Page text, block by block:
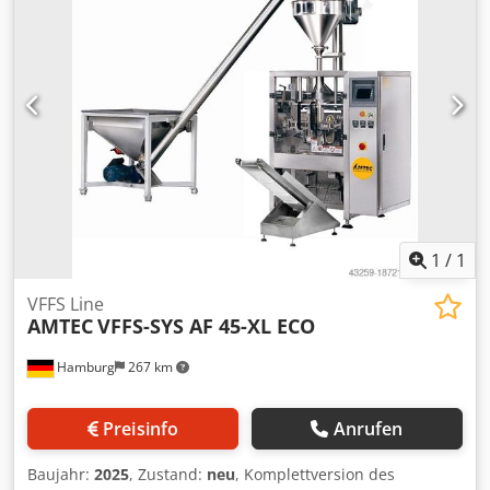
Maschine ist in sehr guten Zustand. Steuerung über
Touch-Screen Bedienterminal mit Rezepturverwaltung.
Wenn gewünscht sind wir gern bei der Inbetriebnahme
behilflich. Wir können außerdem die Versorgung mit
Ersatzteilen langfristig gewährleisten und Formatsätze etc
für alle Beutelformen liefern. (z.B. Umbau für
Blockbodenbeutel problemlos zu realisieren) Auch ind
Edelstahlausführung verfügbar
1 / 1
Hamburg 267 km
VFFS Line
AMTECVFFS-SYS AF 45-XL ECO
Preisinfo Anrufen
Baujahr: 2025, Zustand: neu, Komplettversion des